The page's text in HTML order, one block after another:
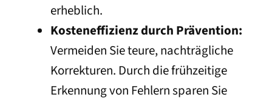
erheblich.
Kosteneffizienz durch Prävention:
Vermeiden Sie teure, nachträgliche
Korrekturen. Durch die frühzeitige
Erkennung von Fehlern sparen Sie